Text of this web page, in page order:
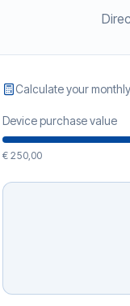
Calculate your
Device purchase value
€ 250,00